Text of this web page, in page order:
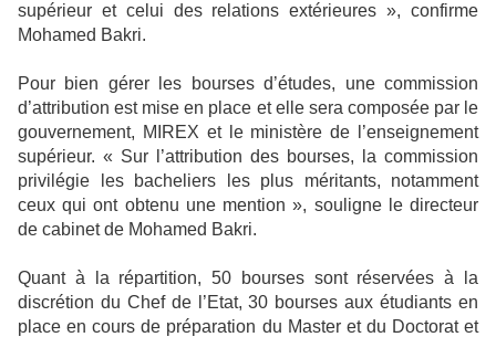
supérieur et celui des relations extérieures », confirme
Mohamed Bakri.
Pour bien gérer les bourses d’études, une commission
d’attribution est mise en place et elle sera composée par le
gouvernement, MIREX et le ministère de l’enseignement
supérieur. « Sur l’attribution des bourses, la commission
privilégie les bacheliers les plus méritants, notamment
ceux qui ont obtenu une mention », souligne le directeur
de cabinet de Mohamed Bakri.
Quant à la répartition, 50 bourses sont réservées à la
discrétion du Chef de l’Etat, 30 bourses aux étudiants en
place en cours de préparation du Master et du Doctorat et